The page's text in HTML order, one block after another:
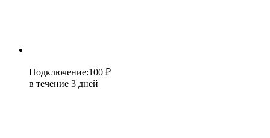
Подключение:100 ₽
в течение 3 дней